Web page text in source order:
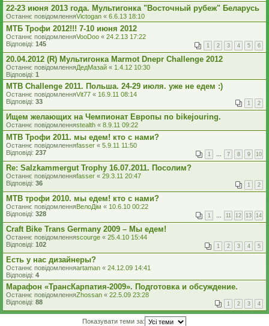
22-23 июня 2013 года. Мультигонка "Восточный рубеж" Беларусь
Останнє повідомленняVictogan « 6.6.13 18:10
МТБ Трофи 2012!!! 7-10 июня 2012
Останнє повідомленняVooDoo « 24.2.13 17:22
Відповіді: 145 1 2 3 4 5 6
20.04.2012 (R) Мультигонка Marmot Dnepr Challenge 2012
Останнє повідомленняДедМазай « 1.4.12 10:30
Відповіді: 1
MTB Challenge 2011. Польша. 24-29 июля. уже не едем :)
Останнє повідомленняVit77 « 16.9.11 08:14
Відповіді: 33 1 2
Ищем желающих на Чемпионат Европы по bikejouring.
Останнє повідомленняstealth « 8.9.11 09:22
MTB Трофи 2011. мы едем! кто с нами?
Останнє повідомленняfasser « 5.9.11 11:50
Відповіді: 237 1 … 7 8 9 10
Re: Salzkammergut Trophy 16.07.2011. Посолим?
Останнє повідомленняfasser « 29.3.11 20:47
Відповіді: 36 1 2
MTB трофи 2010. мы едем! кто с нами?
Останнє повідомленняВелоДім « 10.6.10 00:22
Відповіді: 328 1 … 11 12 13 14
Craft Bike Trans Germany 2009 – Мы едем!
Останнє повідомленняscourge « 25.4.10 15:44
Відповіді: 102 1 2 3 4 5
Есть у нас дизайнеры?
Останнє повідомленняartaman « 24.12.09 14:41
Відповіді: 4
Марафон «ТрансКарпатия-2009». Подготовка и обсуждение.
Останнє повідомленняZhossan « 22.5.09 23:28
Відповіді: 88 1 2 3 4
Показувати теми за: